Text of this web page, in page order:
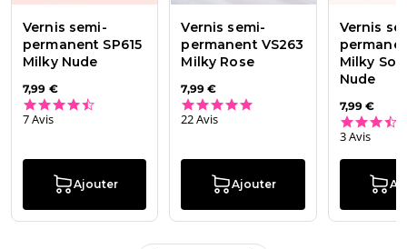
Vernis semi-
permanent SP615
Milky Nude
7,99 €
7 Avis
Ajouter
Vernis semi-
permanent VS263
Milky Rose
7,99 €
22 Avis
Ajouter
Vernis
Milky
Nude
7,99 €
3 Avis